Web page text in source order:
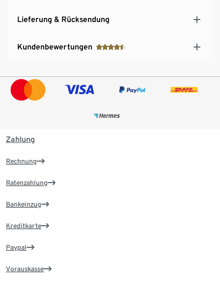
Lieferung & Rücksendung
Kundenbewertungen
Zahlung
Rechnung
Ratenzahlung
Bankeinzug
Kreditkarte
Paypal
Vorauskasse